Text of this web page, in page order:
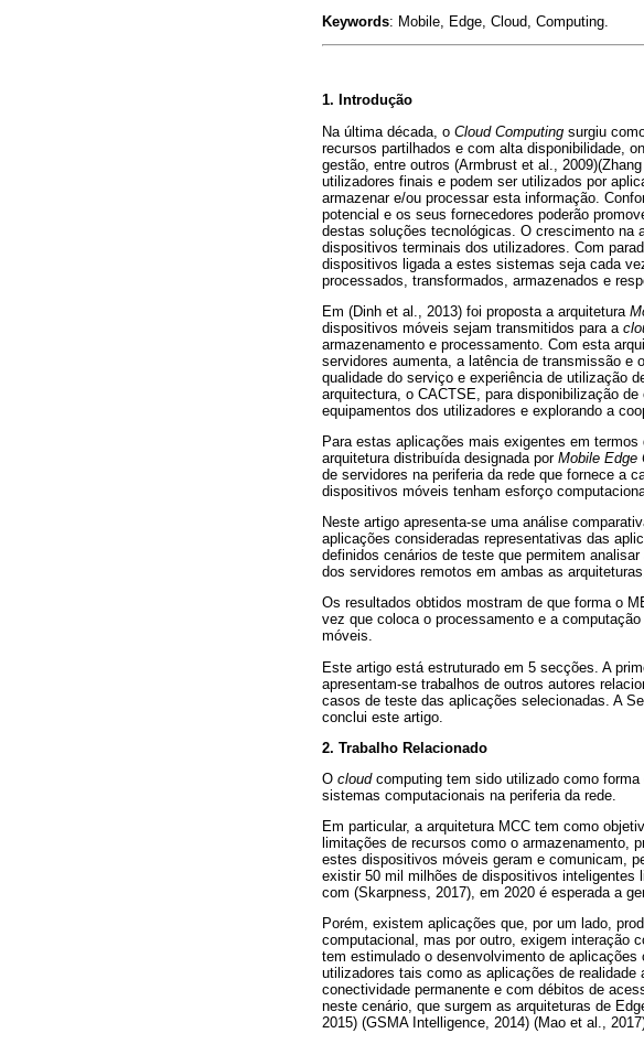
Keywords: Mobile, Edge, Cloud, Computing.
1. Introdução
Na última década, o Cloud Computing surgiu
recursos partilhados e com alta disponibilidade,
gestão, entre outros (Armbrust et al.,
utilizadores finais e podem ser utilizados por
armazenar e/ou processar esta informação.
potencial e os seus fornecedores poderão
destas soluções tecnológicas. O crescimento na
dispositivos terminais dos utilizadores. Com
dispositivos ligada a estes sistemas seja cada
processados, transformados, armazenados e
Em (Dinh et al., 2013) foi proposta a arquitetura
dispositivos móveis sejam transmitidos para a
armazenamento e processamento. Com esta
servidores aumenta, a latência de transmissão e
qualidade do serviço e experiência de utilização
arquitectura, o CACTSE, para disponibilização
equipamentos dos utilizadores e explorando a
Para estas aplicações mais exigentes em
arquitetura distribuída designada por Mobile Edge
de servidores na periferia da rede que fornece a
dispositivos móveis tenham esforço
Neste artigo apresenta-se uma análise
aplicações consideradas representativas das
definidos cenários de teste que permitem
dos servidores remotos em ambas as
Os resultados obtidos mostram de que forma o
vez que coloca o processamento e a
móveis.
Este artigo está estruturado em 5 secções. A
apresentam-se trabalhos de outros autores
casos de teste das aplicações selecionadas. A
conclui este artigo.
2. Trabalho Relacionado
O cloud computing tem sido utilizado como
sistemas computacionais na periferia da rede.
Em particular, a arquitetura MCC tem como
limitações de recursos como o armazenamento,
estes dispositivos móveis geram e comunicam,
existir 50 mil milhões de dispositivos inteligentes
com (Skarpness, 2017), em 2020 é esperada a
Porém, existem aplicações que, por um lado,
computacional, mas por outro, exigem interação
tem estimulado o desenvolvimento de
utilizadores tais como as aplicações de
conectividade permanente e com débitos de
neste cenário, que surgem as arquiteturas de
2015) (GSMA Intelligence, 2014) (Mao et al.,